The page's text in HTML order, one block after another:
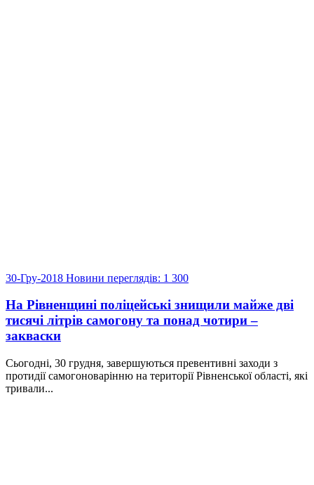
30-Гру-2018 Новини переглядів: 1 300
На Рівненщині поліцейські знищили майже дві
тисячі літрів самогону та понад чотири –
закваски
Сьогодні, 30 грудня, завершуються превентивні заходи з
протидії самогоноварінню на території Рівненської області, які
тривали...